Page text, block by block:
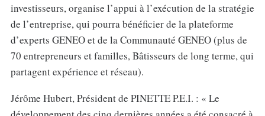
investisseurs, organise l’appui à l’exécution de la stratégie
de l’entreprise, qui pourra bénéficier de la plateforme
d’experts GENEO et de la Communauté GENEO (plus de
70 entrepreneurs et familles, Bâtisseurs de long terme, qui
partagent expérience et réseau).
Jérôme Hubert, Président de PINETTE P.E.I. : « Le